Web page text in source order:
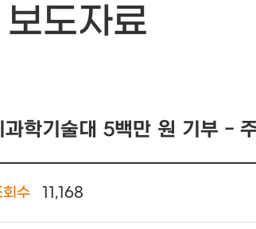
보도자료
학기술대 5백만 원 기부 -
회수 11,168